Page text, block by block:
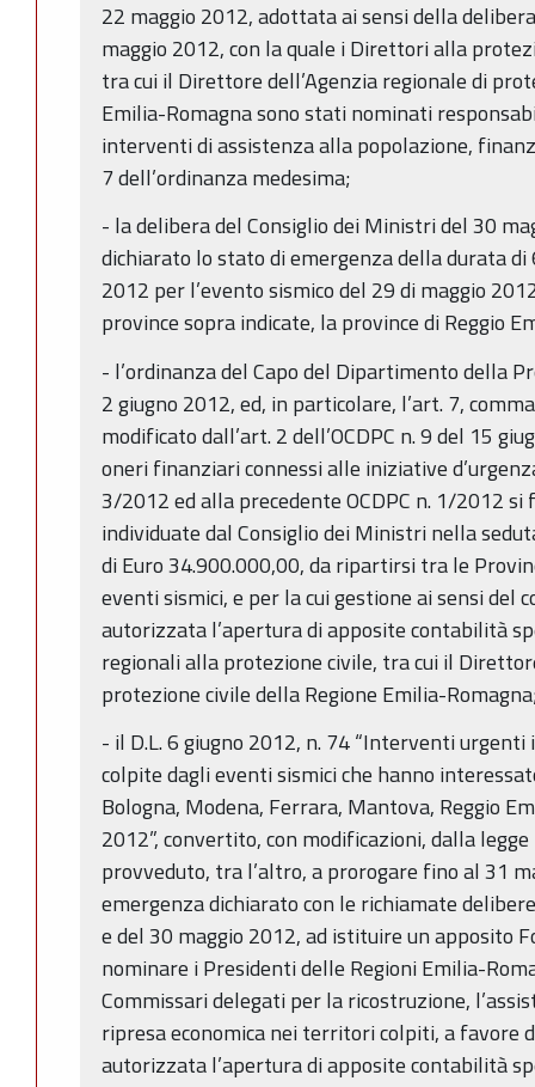
22 maggio 2012, adottata ai sensi della
maggio 2012, con la quale i Direttori alla
tra cui il Direttore dell’Agenzia regionale di
Emilia-Romagna sono stati nominati
interventi di assistenza alla popolazione,
7 dell’ordinanza medesima;
- la delibera del Consiglio dei Ministri del 30
dichiarato lo stato di emergenza della durata
2012 per l’evento sismico del 29 di maggio
province sopra indicate, la province di Reggio
- l’ordinanza del Capo del Dipartimento della
2 giugno 2012, ed, in particolare, l’art. 7,
modificato dall’art. 2 dell’OCDPC n. 9 del 15
oneri finanziari connessi alle iniziative
3/2012 ed alla precedente OCDPC n. 1/2012
individuate dal Consiglio dei Ministri nella
di Euro 34.900.000,00, da ripartirsi tra le
eventi sismici, e per la cui gestione ai sensi del
autorizzata l’apertura di apposite contabilità
regionali alla protezione civile, tra cui il
protezione civile della Regione Emilia-
- il D.L. 6 giugno 2012, n. 74 “Interventi
colpite dagli eventi sismici che hanno
Bologna, Modena, Ferrara, Mantova, Reggio
2012”, convertito, con modificazioni, dalla
provveduto, tra l’altro, a prorogare fino al 31
emergenza dichiarato con le richiamate
e del 30 maggio 2012, ad istituire un apposito
nominare i Presidenti delle Regioni Emilia-
Commissari delegati per la ricostruzione,
ripresa economica nei territori colpiti, a favore
autorizzata l’apertura di apposite contabilità